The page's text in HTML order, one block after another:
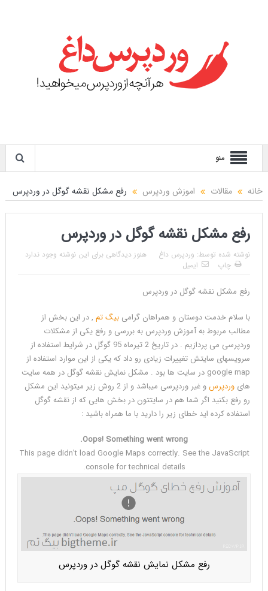
منو
خانه مقالات اموزش وردپرس رفع مشکل نقشه گوگل در وردپرس
رفع مشکل نقشه گوگل در وردپرس
نوشته شده توسط: وردپرس داغ
هنوز دیدگاهی برای این نوشته وجود ندارد
چاپ
ایمیل
رفع مشکل نقشه گوگل در وردپرس
رفع
مشکل
نقشه
گوگل
در
وردپرسReviewed
by
هادی
Jul
5.0آموزش
نقشه
با سلام خدمت دوستان و همراهان گرامی بیگ تم, در این بخش از
مطالب مربوط به آموزش وردپرس به بررسی و رفع یکی از مشکلات
وردپرسی می پردازیم . در تاریخ 2 تیرماه 95 گوگل در شرایط استفاده از
سرویسهای سایتش تغییرات زیادی رو داد که یکی از این موارد استفاده از
google map در سایت ها بود . مشکل نمایش نقشه گوگل در همه سایت
های وردپرس
و غیر وردپرسی میباشد و از 2 روش زیر میتونید این مشکل
رو رفع بکنید اگر شما هم در سایتتون در بخش هایی که از نقشه گوگل
استفاده کرده اید خطای زیر را دارید با ما همراه باشید :
Oops! Something went wrong.
This page didn’t load Google Maps correctly. See the JavaScript
console for technical details.
رفع مشکل نمایش نقشه گوگل در وردپرس